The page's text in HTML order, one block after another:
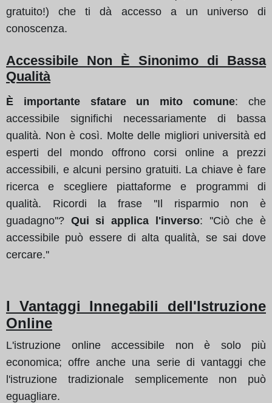
gratuito!) che ti dà accesso a un universo di
conoscenza.
Accessibile Non È Sinonimo di Bassa
Qualità
È importante sfatare un mito comune: che
accessibile significhi necessariamente di bassa
qualità. Non è così. Molte delle migliori università ed
esperti del mondo offrono corsi online a prezzi
accessibili, e alcuni persino gratuiti. La chiave è fare
ricerca e scegliere piattaforme e programmi di
qualità. Ricordi la frase ''Il risparmio non è
guadagno''? Qui si applica l'inverso: ''Ciò che è
accessibile può essere di alta qualità, se sai dove
cercare.''
I Vantaggi Innegabili dell'Istruzione
Online
L'istruzione online accessibile non è solo più
economica; offre anche una serie di vantaggi che
l'istruzione tradizionale semplicemente non può
eguagliare.